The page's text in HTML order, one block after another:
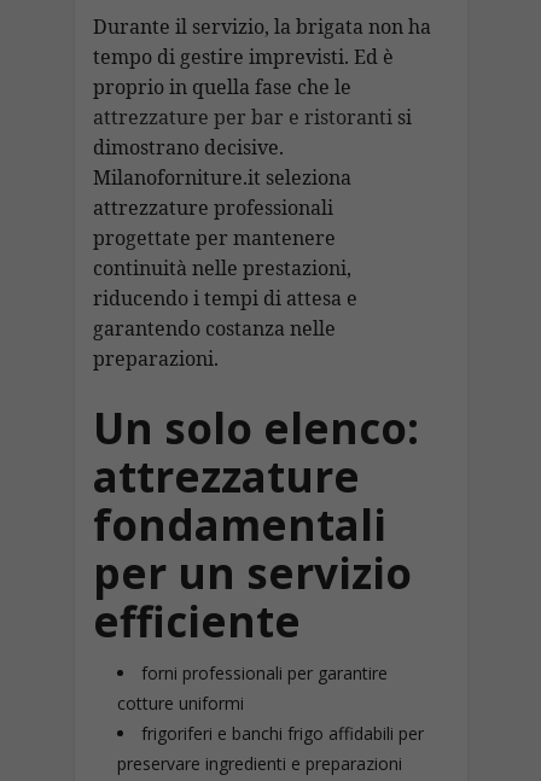
Durante il servizio, la brigata non ha
tempo di gestire imprevisti. Ed è
proprio in quella fase che le
attrezzature per bar e ristorantisi
dimostrano decisive.
Milanoforniture.it seleziona
attrezzature professionali
progettate per mantenere
continuità nelle prestazioni,
riducendo i tempi di attesa e
garantendo costanza nelle
preparazioni.
Un solo elenco:
attrezzature
fondamentali
per un servizio
efficiente
forni professionali per garantire
cotture uniformi
frigoriferi e banchi frigo affidabili per
preservare ingredienti e preparazioni